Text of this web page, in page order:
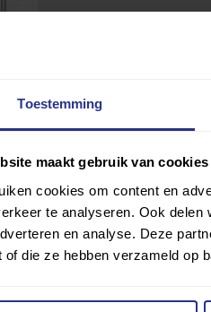
Toestemming
maakt gebruik van cookies
cookies om content en
te analyseren. Ook
en analyse. Deze
of die ze hebben verzameld op